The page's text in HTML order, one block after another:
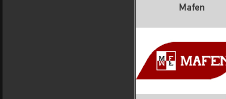
Mafen